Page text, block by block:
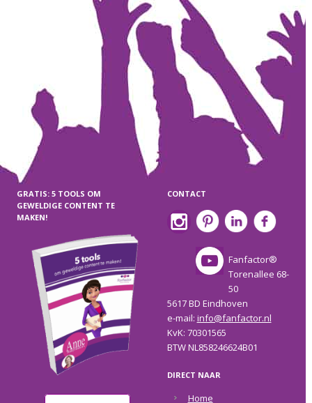
GRATIS: 5 TOOLS OM
GEWELDIGE CONTENT TE
MAKEN!
CONTACT
Fanfactor®
Torenallee 68-
50
5617 BD Eindhoven
e-mail: info@fanfactor.nl
KvK: 70301565
BTW NL858246624B01
DIRECT NAAR
Home